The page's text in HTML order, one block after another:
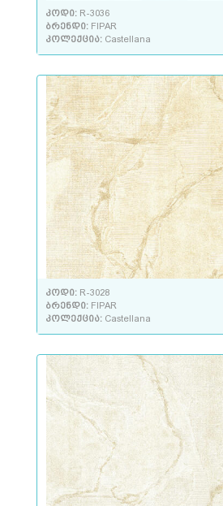
კოდი: R-3036
ბრენდი: FIPAR
კოლექცია: Castellana
კოდი: R-3028
ბრენდი: FIPAR
კოლექცია: Castellana